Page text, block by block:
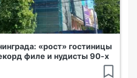
«рост» гостиницы
филе и нудисты 90-х